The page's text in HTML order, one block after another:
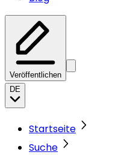
Veröffentlichen
DE
Startseite
Suche